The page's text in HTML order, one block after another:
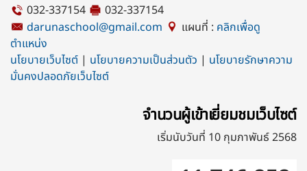
032-337154
032-337154
darunaschool@gmail.com
แผนที่ : คลิกเพื่อดู
ตำแหน่ง
นโยบายเว็บไซต์ | นโยบายความเป็นส่วนตัว | นโยบายรักษาความ
มั่นคงปลอดภัยเว็บไซต์
จำนวนผู้เข้าเยี่ยมชมเว็บไซต์
เริ่มนับวันที่ 10 กุมภาพันธ์ 2568